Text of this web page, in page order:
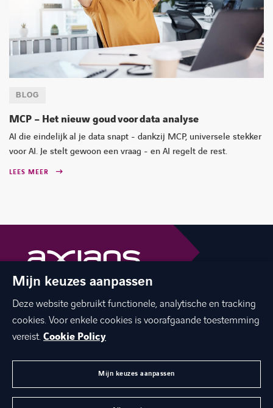
BLOG
MCP – Het nieuw goud voor data analyse
AI die eindelijk al je data snapt - dankzij MCP, universele stekker
voor AI. Je stelt gewoon een vraag - en AI regelt de rest.
LEES MEER
The best of ICT with a human touch
linkedinyoutubefacebook
twitterinstagram
Mijn keuzes aanpassen
Deze website gebruikt functionele, analytische en tracking
cookies. Voor enkele cookies is voorafgaande toestemming
vereist.Cookie Policy
Mijn keuzes aanpassen